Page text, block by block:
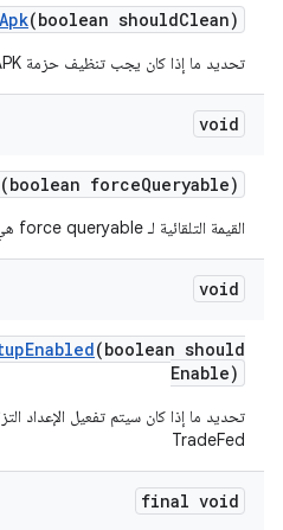
Apk(boolean shouldClean)
تحديد ما إذا كان يجب تنظيف حزمة APK المثبَّتة عند إيقاف الاختبار
void
(boolean forceQueryable)
القيمة التلقائية لـ force queryable هي "صحيح".
void
Enabled(boolean should
Enable)
تحديد ما إذا كان سيتم تفعيل الإعداد
TradeFed
final void